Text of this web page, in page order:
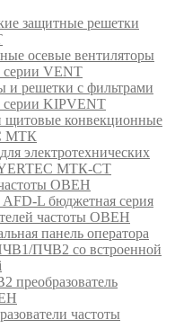
защитные решетки
осевые вентиляторы
VENT
и решетки с фильтрами
KIPVENT
щитовые конвекционные
МТК
электротехнических
МТК-СТ
ОВЕН
L бюджетная серия
частоты ОВЕН
панель оператора
ПЧВ2 со встроенной
частоты